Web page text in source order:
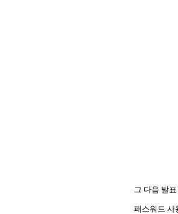
그 다음 발
패스워드 사